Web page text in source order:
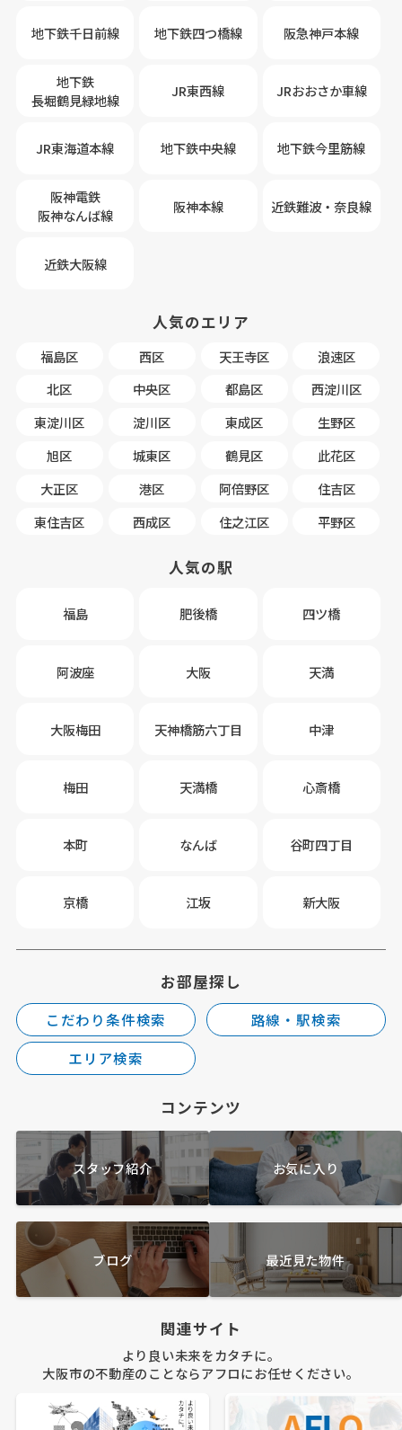
地下鉄千日前線 地下鉄四つ橋線 阪急神戸本線
地下鉄
長堀鶴見緑地線
JR東西線 JRおおさか車線
JR東海道本線 地下鉄中央線 地下鉄今里筋線
阪神電鉄
阪神なんば線
阪神本線 近鉄難波・奈良線
近鉄大阪線
人気のエリア
福島区 西区 天王寺区
浪速区
北区
中央区 都島区
西淀川区
東淀川区
淀川区 東成区
生野区
旭区
城東区 鶴見区
此花区
大正区
港区 阿倍野区
住吉区
東住吉区
西成区 住之江区 平野区
人気の駅
福島 肥後橋 四ツ橋
阿波座 大阪 天満
大阪梅田 天神橋筋六丁目 中津
梅田 天満橋 心斎橋
本町 なんば 谷町四丁目
京橋 江坂 新大阪
お部屋探し
こだわり条件検索
路線・駅検索
エリア検索
コンテンツ
スタッフ紹介 お気に入り
ブログ 最近見た物件
関連サイト
より良い未来をカタチに。
大阪市の不動産のことならアフロにお任せください。